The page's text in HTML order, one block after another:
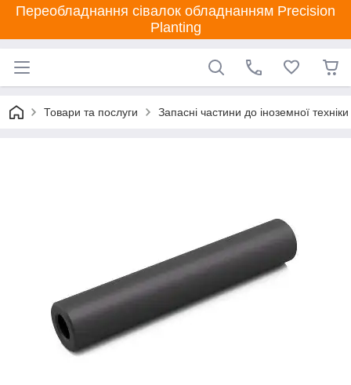
Переобладнання сівалок обладнанням Precision
Planting
Товари та послуги Запасні частини до іноземної техніки